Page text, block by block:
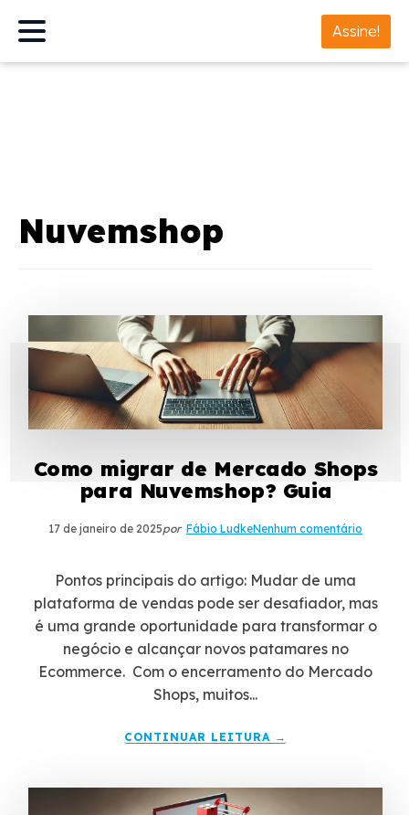
Assine!
Nuvemshop
Como migrar de Mercado Shops
para Nuvemshop? Guia
17 de janeiro de 2025por Fábio LudkeNenhum comentário
Pontos principais do artigo: Mudar de uma
plataforma de vendas pode ser desafiador, mas
é uma grande oportunidade para transformar o
negócio e alcançar novos patamares no
Ecommerce. Com o encerramento do Mercado
Shops, muitos...
CONTINUAR LEITURA →